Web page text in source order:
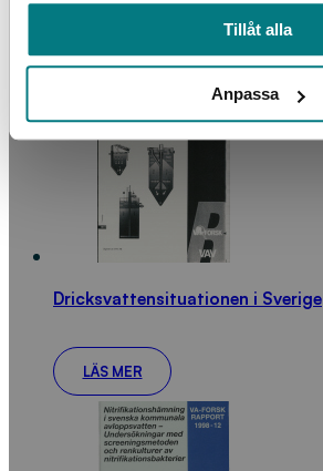
Tillåt alla
Anpassa
Dricksvattensituationen i Sverige
LÄS MER